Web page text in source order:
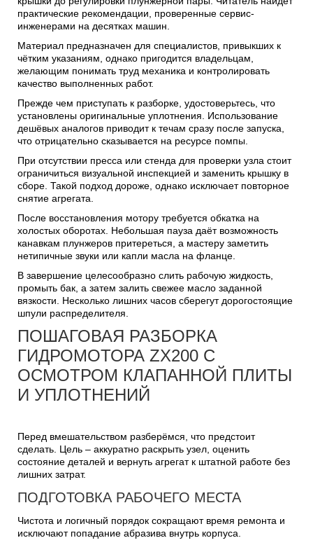
практические рекомендации, проверенные сервис-
инженерами на десятках машин.
Материал предназначен для специалистов, привыкших к
чётким указаниям, однако пригодится владельцам,
желающим понимать труд механика и контролировать
качество выполненных работ.
Прежде чем приступать к разборке, удостоверьтесь, что
установлены оригинальные уплотнения. Использование
дешёвых аналогов приводит к течам сразу после запуска,
что отрицательно сказывается на ресурсе помпы.
При отсутствии пресса или стенда для проверки узла стоит
ограничиться визуальной инспекцией и заменить крышку в
сборе. Такой подход дороже, однако исключает повторное
снятие агрегата.
После восстановления мотору требуется обкатка на
холостых оборотах. Небольшая пауза даёт возможность
канавкам плунжеров притереться, а мастеру заметить
нетипичные звуки или капли масла на фланце.
В завершение целесообразно слить рабочую жидкость,
промыть бак, а затем залить свежее масло заданной
вязкости. Несколько лишних часов сберегут дорогостоящие
шпули распределителя.
ПОШАГОВАЯ РАЗБОРКА
ГИДРОМОТОРА ZX200 С
ОСМОТРОМ КЛАПАННОЙ ПЛИТЫ
И УПЛОТНЕНИЙ
Перед вмешательством разберёмся, что предстоит
сделать. Цель – аккуратно раскрыть узел, оценить
состояние деталей и вернуть агрегат к штатной работе без
лишних затрат.
ПОДГОТОВКА РАБОЧЕГО МЕСТА
Чистота и логичный порядок сокращают время ремонта и
исключают попадание абразива внутрь корпуса.